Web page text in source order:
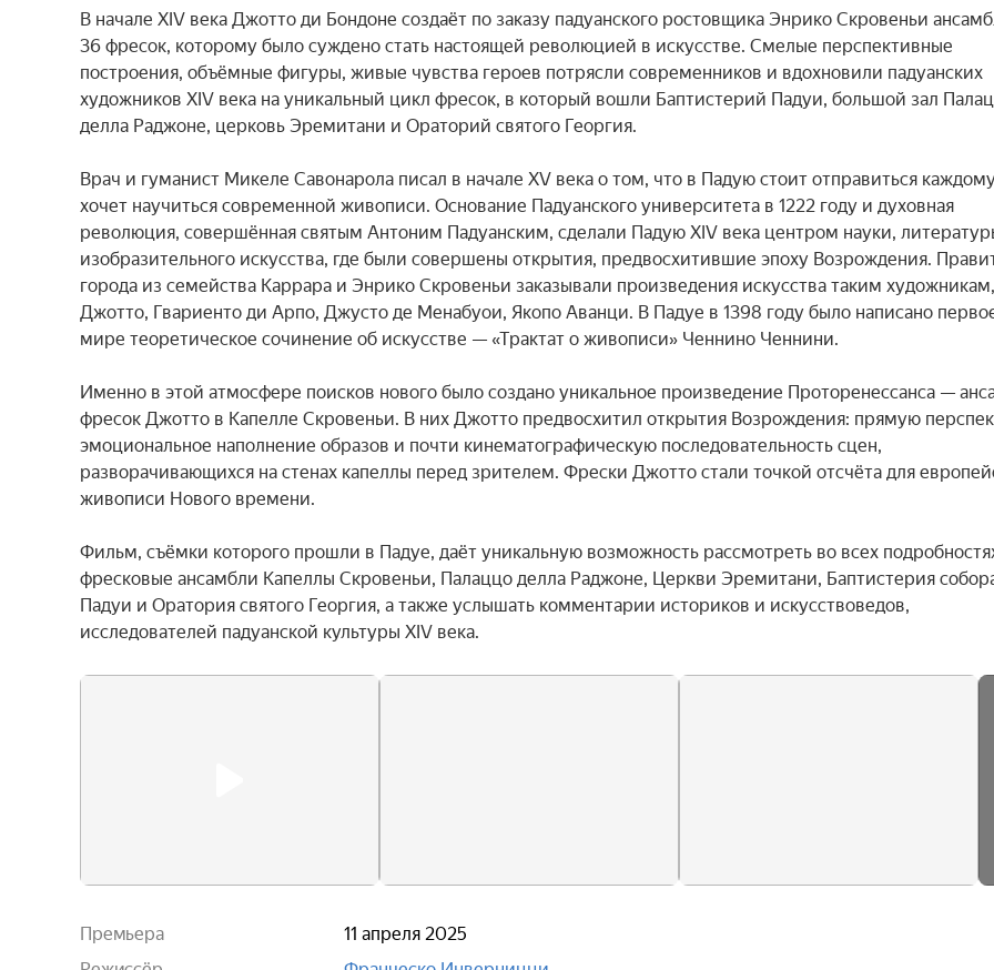
В начале XIV века Джотто ди Бондоне создаёт по заказу падуанского ростовщика Энрико Скровеньи
36 фресок, которому было суждено стать настоящей революцией в искусстве. Смелые перспективные
построения, объёмные фигуры, живые чувства героев потрясли современников и вдохновили падуанских
художников XIV века на уникальный цикл фресок, в который вошли Баптистерий Падуи, большой зал
делла Раджоне, церковь Эремитани и Ораторий святого Георгия.
Врач и гуманист Микеле Савонарола писал в начале XV века о том, что в Падую стоит отправиться
хочет научиться современной живописи. Основание Падуанского университета в 1222 году и духовная
революция, совершённая святым Антоним Падуанским, сделали Падую XIV века центром науки,
изобразительного искусства, где были совершены открытия, предвосхитившие эпоху Возрождения.
города из семейства Каррара и Энрико Скровеньи заказывали произведения искусства таким
Джотто, Гвариенто ди Арпо, Джусто де Менабуои, Якопо Аванци. В Падуе в 1398 году было написано
мире теоретическое сочинение об искусстве — «Трактат о живописи» Ченнино Ченнини.
Именно в этой атмосфере поисков нового было создано уникальное произведение Проторенессанса —
фресок Джотто в Капелле Скровеньи. В них Джотто предвосхитил открытия Возрождения: прямую
эмоциональное наполнение образов и почти кинематографическую последовательность сцен,
разворачивающихся на стенах капеллы перед зрителем. Фрески Джотто стали точкой отсчёта для
живописи Нового времени.
Фильм, съёмки которого прошли в Падуе, даёт уникальную возможность рассмотреть во всех
фресковые ансамбли Капеллы Скровеньи, Палаццо делла Раджоне, Церкви Эремитани, Баптистерия
Падуи и Оратория святого Георгия, а также услышать комментарии историков и искусствоведов,
исследователей падуанской культуры XIV века.
Премьера
11 апреля 2025